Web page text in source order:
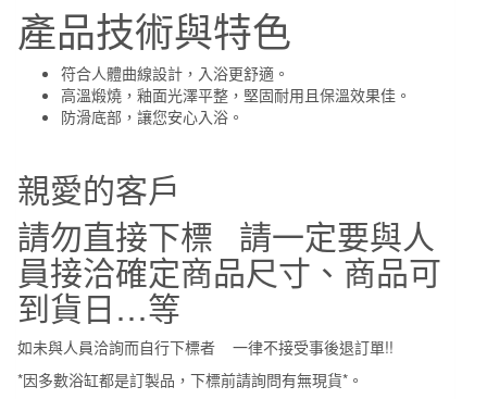
數
量
產品技術與特色
符合人體曲線設計，入浴更舒適。
高溫煅燒，釉面光澤平整，堅固耐用且保溫效果佳。
防滑底部，讓您安心入浴。
親愛的客戶
請勿直接下標 請一定要與人
員接洽確定商品尺寸、商品可
到貨日…等
如未與人員洽詢而自行下標者 一律不接受事後退訂單!!
*因多數浴缸都是訂製品，下標前請詢問有無現貨*。